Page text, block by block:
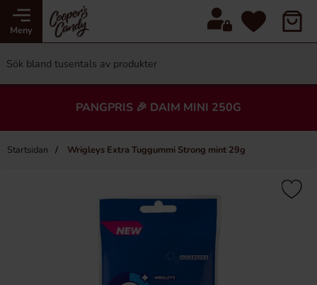
Meny
PANGPRIS 🎉 DAIM MINI 250G
Startsidan Wrigleys Extra Tuggummi Strong mint 29g